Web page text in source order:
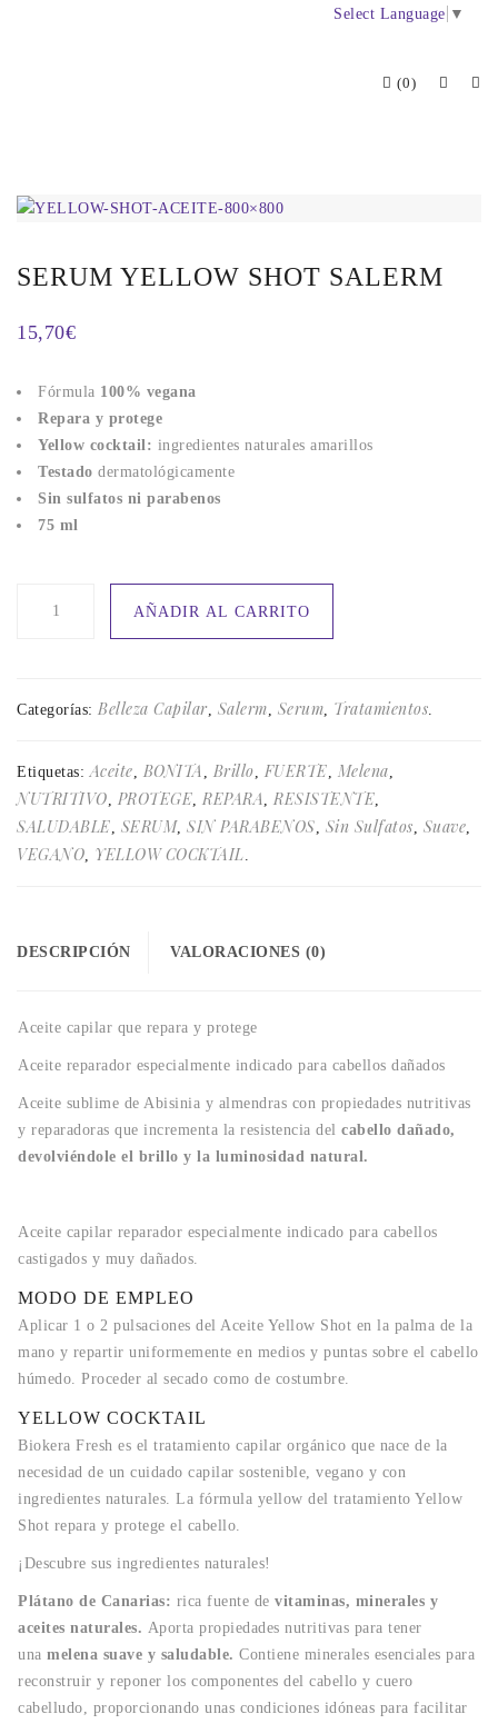
Select Language ▼
(0)
SERUM YELLOW SHOT SALERM
15,70€
Fórmula 100% vegana
Repara y protege
Yellow cocktail: ingredientes naturales amarillos
Testado dermatológicamente
Sin sulfatos ni parabenos
75 ml
cantidad
AÑADIR AL CARRITO
Categorías: Belleza Capilar, Salerm Serum Tratamientos
Etiquetas: Aceite BONITA Brillo FUERTE Melena
NUTRITIVO PROTEGE REPARA RESISTENTE
SALUDABLE SERUM, SIN PARABENOS Sin Sulfatos Suave
VEGANO YELLOW COCKTAIL
DESCRIPCIÓN VALORACIONES (0)
Aceite capilar que repara y protege
Aceite reparador especialmente indicado para cabellos dañados
Aceite sublime de Abisinia y almendras con propiedades nutritivas
y reparadoras que incrementa la resistencia del cabello dañado,
devolviéndole el brillo y la luminosidad natural.
Aceite capilar reparador especialmente indicado para cabellos
castigados y muy dañados.
MODO DE EMPLEO
Aplicar 1 o 2 pulsaciones del Aceite Yellow Shot en la palma de la
mano y repartir uniformemente en medios y puntas sobre el cabello
húmedo. Proceder al secado como de costumbre.
YELLOW COCKTAIL
Biokera Fresh es el tratamiento capilar orgánico que nace de la
necesidad de un cuidado capilar sostenible, vegano y con
ingredientes naturales. La fórmula yellow del tratamiento Yellow
Shot repara y protege el cabello.
¡Descubre sus ingredientes naturales!
Plátano de Canarias: rica fuente de vitaminas, minerales y
aceites naturales. Aporta propiedades nutritivas para tener
una melena suave y saludable. Contiene minerales esenciales para
reconstruir y reponer los componentes del cabello y cuero
cabelludo, proporcionando unas condiciones idóneas para facilitar